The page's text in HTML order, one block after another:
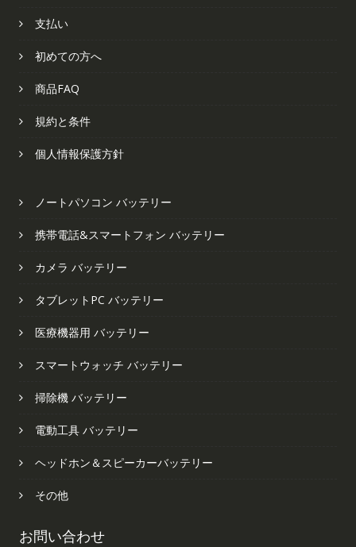
支払い
初めての方へ
商品FAQ
規約と条件
個人情報保護方針
ノートパソコン バッテリー
携帯電話&スマートフォン バッテリー
カメラ バッテリー
タブレットPC バッテリー
医療機器用 バッテリー
スマートウォッチ バッテリー
掃除機 バッテリー
電動工具 バッテリー
ヘッドホン＆スピーカーバッテリー
その他
お問い合わせ